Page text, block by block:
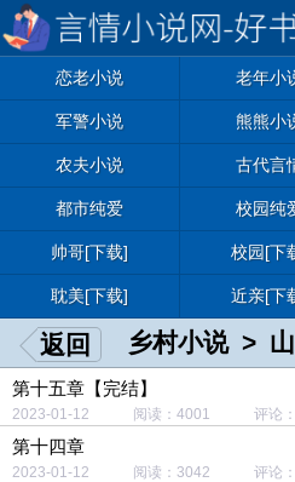
恋老小说 老年小
军警小说 熊熊小
农夫小说 古代言
都市纯爱 校园纯
帅哥[下载] 校园[下
耽美[下载] 近亲[下
返回 乡村小说>
第十五章【完结】
2023-01-12 阅读：4001 评论
第十四章
2023-01-12 阅读：3042 评论